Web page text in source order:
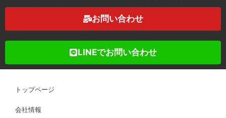
お問い合わせ
LINEでお問い合わせ
トップページ
会社情報